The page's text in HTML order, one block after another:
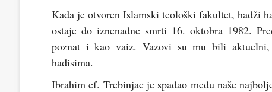
Kada je otvoren Islamski teološki fakultet, hadži
ostaje do iznenadne smrti 16. oktobra 1982.
poznat i kao vaiz. Vazovi su mu bili
hadisima.
Ibrahim ef. Trebinjac je spadao među naše